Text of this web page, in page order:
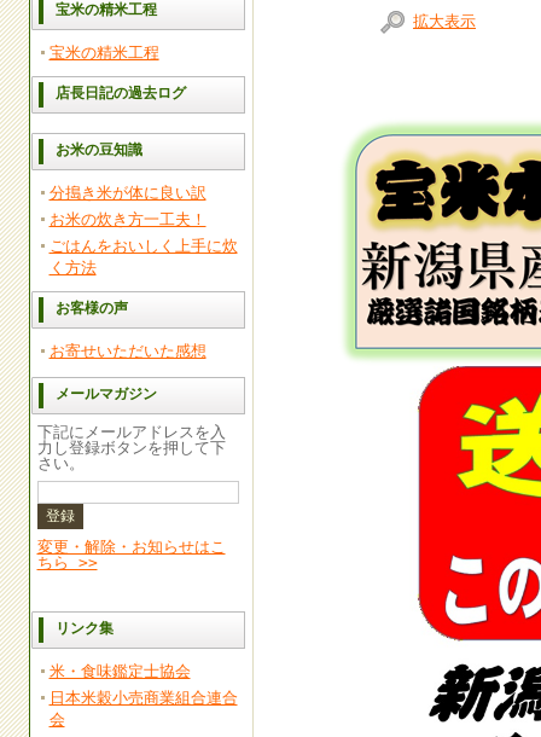
宝米の精米工程
宝米の精米工程
店長日記の過去ログ
お米の豆知識
分搗き米が体に良い訳
お米の炊き方一工夫！
ごはんをおいしく上手に炊
く方法
お客様の声
お寄せいただいた感想
メールマガジン
下記にメールアドレスを入
力し登録ボタンを押して下
さい。
変更・解除・お知らせはこ
ちら >>
リンク集
米・食味鑑定士協会
日本米穀小売商業組合連合
会
拡大表示